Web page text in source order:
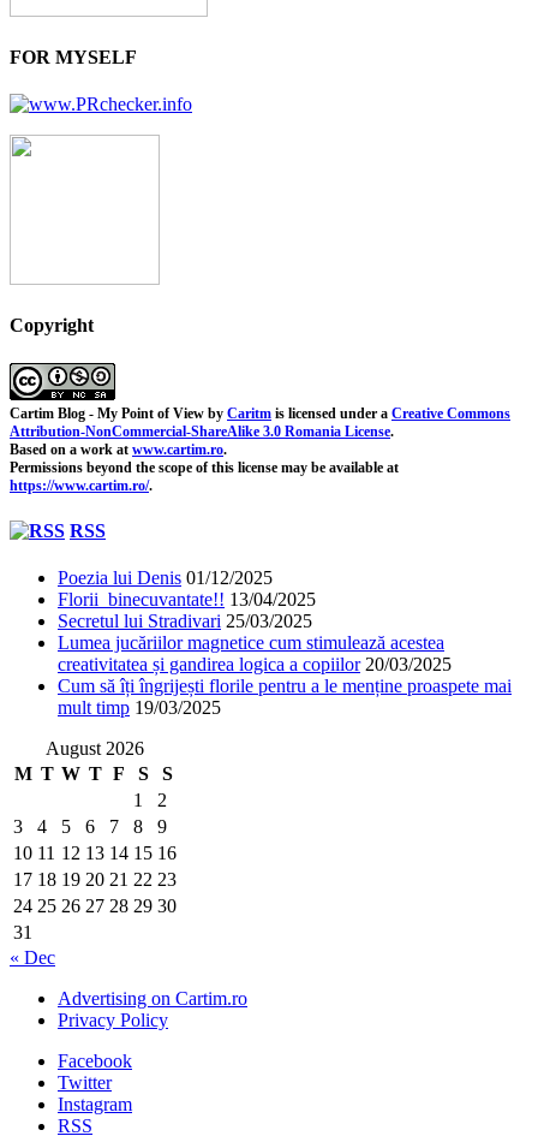
FOR MYSELF
Copyright
Cartim Blog - My Point of View by Caritm is licensed under a Creative Commons
Attribution-NonCommercial-ShareAlike 3.0 Romania License.
Based on a work at www.cartim.ro.
Permissions beyond the scope of this license may be available at
https://www.cartim.ro/.
RSS
Poezia lui Denis 01/12/2025
Florii binecuvantate!! 13/04/2025
Secretul lui Stradivari 25/03/2025
Lumea jucăriilor magnetice cum stimulează acestea
creativitatea și gandirea logica a copiilor 20/03/2025
Cum să îți îngrijești florile pentru a le menține proaspete mai
mult timp 19/03/2025
August 2026
M T W T F S
S
1
2
3
4 5 6 7 8
9
10 11 12 13 14 15 16
17 18 19 20 21 22 23
24 25 26 27 28 29 30
31
« Dec
Advertising on Cartim.ro
Privacy Policy
Facebook
Twitter
Instagram
RSS